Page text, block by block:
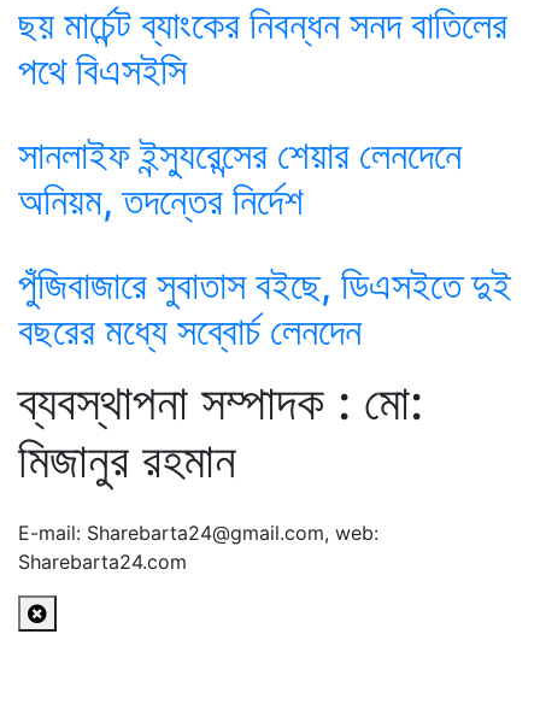
ছয় মার্চেন্ট ব্যাংকের নিবন্ধন সনদ বাতিলের
পথে বিএসইসি
সানলাইফ ইন্স্যুরেন্সের শেয়ার লেনদেনে
অনিয়ম, তদন্তের নির্দেশ
পুঁজিবাজারে সুবাতাস বইছে, ডিএসইতে দুই
বছরের মধ্যে সব্বোর্চ লেনদেন
ব্যবস্থাপনা সম্পাদক : মো:
মিজানুর রহমান
E-mail: Sharebarta24@gmail.com, web:
Sharebarta24.com